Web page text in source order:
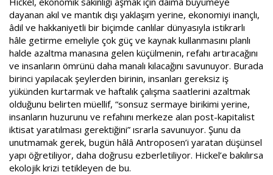
dayanan akıl ve mantık dışı yaklaşım yerine, ekonomiyi inançlı,
âdil ve hakkaniyetli bir biçimde canlılar dünyasıyla istikrarlı
hâle getirme emeliyle çok güç ve kaynak kullanmasını planlı
halde azaltma manasına gelen küçülmenin, refahı artıracağını
ve insanların ömrünü daha manalı kılacağını savunuyor. Burada
birinci yapılacak şeylerden birinin, insanları gereksiz iş
yükünden kurtarmak ve haftalık çalışma saatlerini azaltmak
olduğunu belirten müellif, “sonsuz sermaye birikimi yerine,
insanların huzurunu ve refahını merkeze alan post-kapitalist
iktisat yaratılması gerektiğini” ısrarla savunuyor. Şunu da
unutmamak gerek, bugün hâlâ Antroposen’i yaratan düşünsel
yapı öğretiliyor, daha doğrusu ezberletiliyor. Hickel’e bakılırsa
ekolojik krizi tetikleyen de bu.